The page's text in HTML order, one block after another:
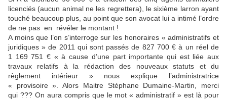
licenciés (aucun animal ne les regrettera), le sixième larron ayant
touché beaucoup plus, au point que son avocat lui a intimé l’ordre
de ne pas en
révéler le montant !
A moins que l’on s’interroge sur les honoraires « administratifs et
juridiques » de 2011 qui sont passés de 827 700 € à un réel de
1 169 751 € « à cause d’une part importante qui est liée aux
travaux relatifs à la rédaction des nouveaux statuts et du
règlement intérieur » nous explique l’administratrice
« provisoire ». Alors Maitre Stéphane Dumaine-Martin, merci
qui ??? On aura compris que le mot « administratif » est là pour